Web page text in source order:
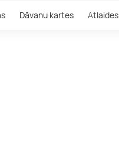
Dāvanu kartes Atlaides